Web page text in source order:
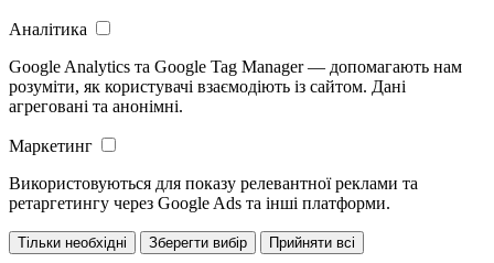
Аналітика
Google Analytics та Google Tag Manager — допомагають нам
розуміти, як користувачі взаємодіють із сайтом. Дані
агреговані та анонімні.
Маркетинг
Використовуються для показу релевантної реклами та
ретаргетингу через Google Ads та інші платформи.
Тільки необхідні Зберегти вибір Прийняти всі